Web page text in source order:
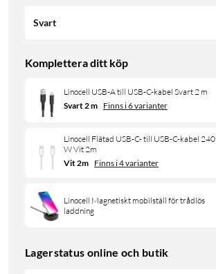
Svart
Komplettera ditt köp
Linocell USB-A till USB-C-kabel Svart 2 m
Svart 2 m Finns i 6 varianter
Linocell Flätad USB-C- till USB-C-kabel 240
W Vit 2m
Vit 2m Finns i 4 varianter
Linocell Magnetiskt mobilställ för trådlös
laddning
Lagerstatus online och butik